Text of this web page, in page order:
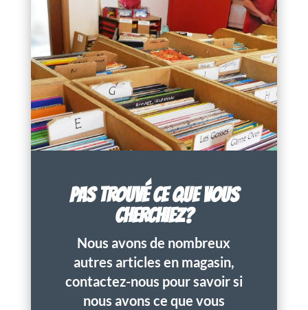
PAS TROUVÉ CE QUE VOUS
CHERCHIEZ?
Nous avons de nombreux
autres articles en magasin,
contactez-nous pour savoir si
nous avons ce que vous